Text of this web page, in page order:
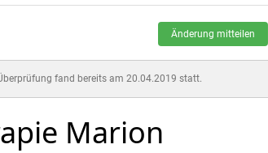
Änderung mitteilen
fand bereits am 20.04.2019 statt.
Marion